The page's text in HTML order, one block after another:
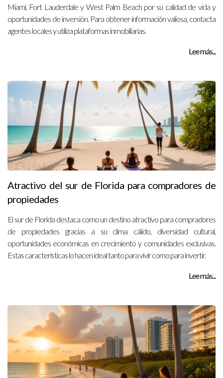
Miami, Fort Lauderdale y West Palm Beach por su calidad de vida y
oportunidades de inversión. Para obtener información valiosa, contacta
agentes locales y utiliza plataformas inmobiliarias.
Lee más...
Atractivo del sur de Florida para compradores de
propiedades
El sur de Florida destaca como un destino atractivo para compradores
de propiedades gracias a su clima cálido, diversidad cultural,
oportunidades económicas en crecimiento y comunidades exclusivas.
Estas características lo hacen ideal tanto para vivir como para invertir.
Lee más...